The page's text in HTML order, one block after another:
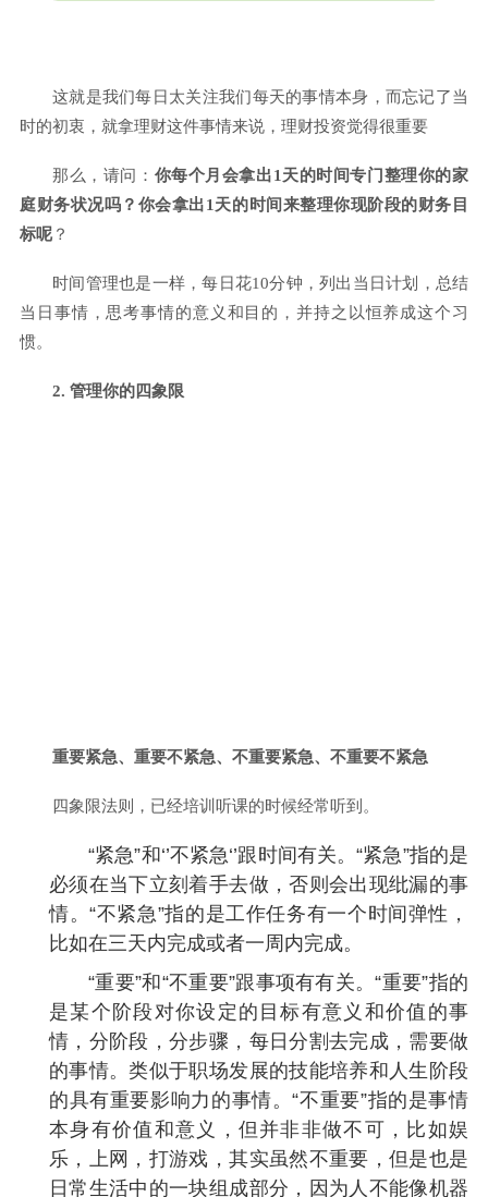
这就是我们每日太关注我们每天的事情本身，而忘记了当
时的初衷，就拿理财这件事情来说，理财投资觉得很重要
那么，请问： 你每个月会拿出1天的时间专门整理你的家
庭财务状况吗？你会拿出1天的时间来整理你现阶段的财务目
标呢 ？
时间管理也是一样，每日花10分钟，列出当日计划，总结
当日事情，思考事情的意义和目的，并持之以恒养成这个习
惯。
2. 管理你的四象限
重要紧急、重要不紧急、不重要紧急、不重要不紧急
四象限法则，已经培训听课的时候经常听到。
“紧急”和‘’不紧急‘’跟时间有关。“紧急”指的是
必须在当下立刻着手去做，否则会出现纰漏的事
情。“不紧急”指的是工作任务有一个时间弹性，
比如在三天内完成或者一周内完成。
“重要”和“不重要”跟事项有有关。“重要”指的
是某个阶段对你设定的目标有意义和价值的事
情，分阶段，分步骤，每日分割去完成，需要做
的事情。类似于职场发展的技能培养和人生阶段
的具有重要影响力的事情。“不重要”指的是事情
本身有价值和意义，但并非非做不可，比如娱
乐，上网，打游戏，其实虽然不重要，但是也是
日常生活中的一块组成部分，因为人不能像机器